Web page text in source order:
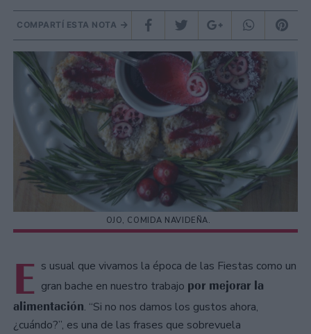
COMPARTÍ ESTA NOTA
OJO, COMIDA NAVIDEÑA.
E s usual que vivamos la época de las Fiestas como un
gran bache en nuestro trabajo por mejorar la
alimentación. “Si no nos damos los gustos ahora,
¿cuándo?”, es una de las frases que sobrevuela